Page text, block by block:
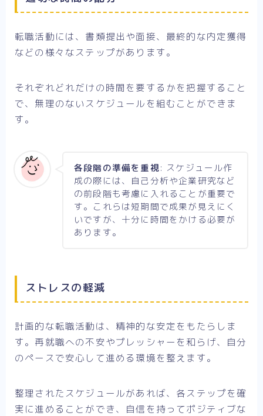
転職活動には、書類提出や面接、最終的な内定獲得
などの様々なステップがあります。
それぞれどれだけの時間を要するかを把握すること
で、無理のないスケジュールを組むことができま
す。
各段階の準備を重視: スケジュール作
成の際には、自己分析や企業研究など
の前段階も考慮に入れることが重要で
す。これらは短期間で成果が見えにく
いですが、十分に時間をかける必要が
あります。
ストレスの軽減
計画的な転職活動は、精神的な安定をもたらしま
す。再就職への不安やプレッシャーを和らげ、自分
のペースで安心して進める環境を整えます。
整理されたスケジュールがあれば、各ステップを確
実に進めることができ、自信を持ってポジティブな